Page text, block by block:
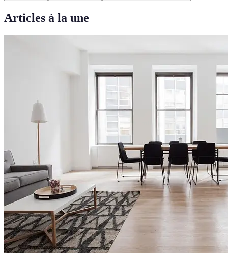
Articles à la une